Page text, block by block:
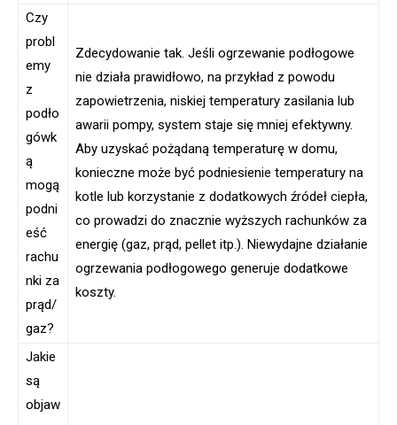
Czy
probl
emy
z
podło
gówk
ą
mogą
podni
eść
rachu
nki za
prąd/
gaz?
Zdecydowanie tak. Jeśli ogrzewanie podłogowe
nie działa prawidłowo, na przykład z powodu
zapowietrzenia, niskiej temperatury zasilania lub
awarii pompy, system staje się mniej efektywny.
Aby uzyskać pożądaną temperaturę w domu,
konieczne może być podniesienie temperatury na
kotle lub korzystanie z dodatkowych źródeł ciepła,
co prowadzi do znacznie wyższych rachunków za
energię (gaz, prąd, pellet itp.). Niewydajne działanie
ogrzewania podłogowego generuje dodatkowe
koszty.
Jakie
są
objaw